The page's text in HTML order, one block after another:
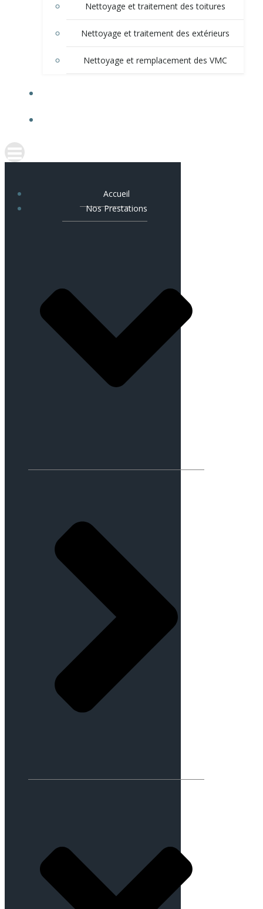
Nettoyage et traitement des toitures
Nettoyage et traitement des extérieurs
Nettoyage et remplacement des VMC
Accueil
Nos Prestations